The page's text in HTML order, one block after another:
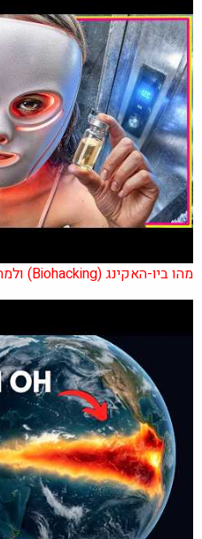
מהו ביו-האקינג (Biohacking) ולמה העולם פתאום מדבר עליו?